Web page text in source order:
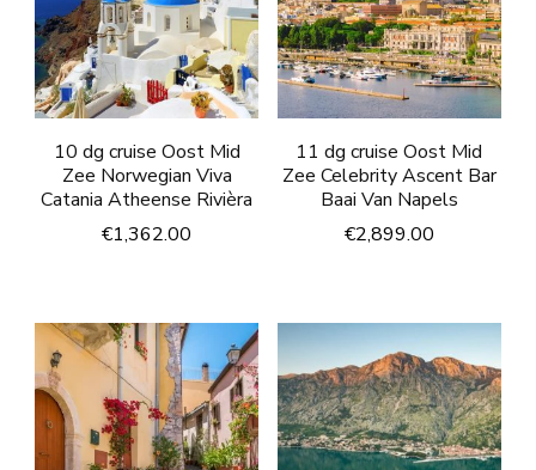
10 dg cruise Oost Mid
Zee Norwegian Viva
Catania Atheense Rivièra
€1,362.00
11 dg cruise Oost Mid
Zee Celebrity Ascent Bar
Baai Van Napels
€2,899.00